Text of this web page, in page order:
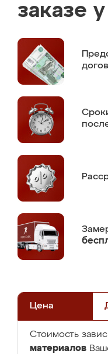
заказе
Цена
Стоимость
материалов